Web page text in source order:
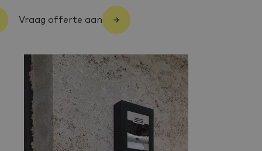
Vraag offerte aan